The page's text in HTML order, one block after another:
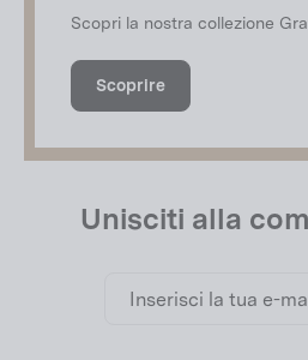
Scopri la nostra collezione
Scoprire
Unisciti alla
la